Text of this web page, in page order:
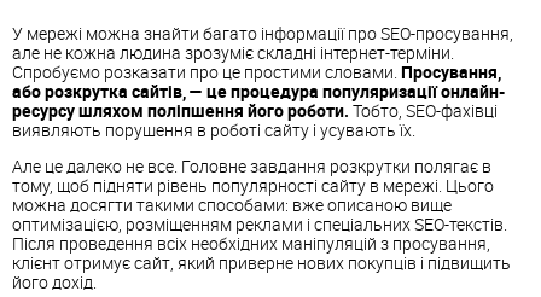
У мережі можна знайти багато інформації про SEO-просування,
але не кожна людина зрозуміє складні інтернет-терміни.
Спробуємо розказати про це простими словами. Просування,
або розкрутка сайтів, — це процедура популяризації онлайн-
ресурсу шляхом поліпшення його роботи. Тобто, SEO-фахівці
виявляють порушення в роботі сайту і усувають їх.
Але це далеко не все. Головне завдання розкрутки полягає в
тому, щоб підняти рівень популярності сайту в мережі. Цього
можна досягти такими способами: вже описаною вище
оптимізацією, розміщенням реклами і спеціальних SEO-текстів.
Після проведення всіх необхідних маніпуляцій з просування,
клієнт отримує сайт, який приверне нових покупців і підвищить
його дохід.